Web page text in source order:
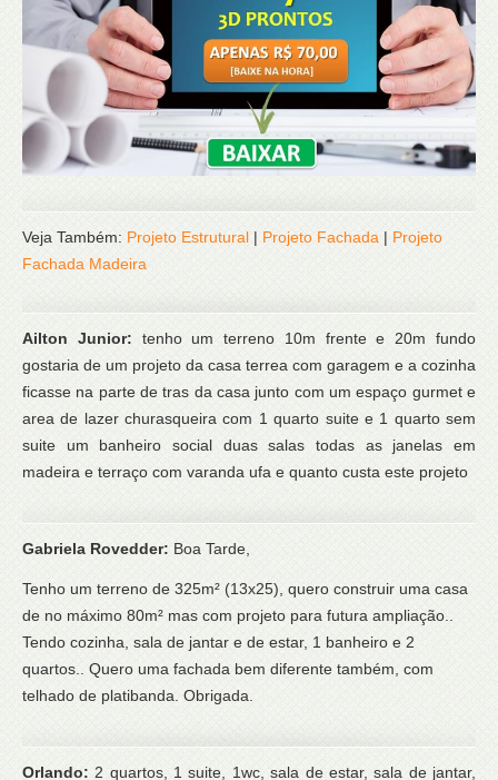
Veja Também: Projeto Estrutural | Projeto Fachada | Projeto
Fachada Madeira
Ailton Junior: tenho um terreno 10m frente e 20m fundo
gostaria de um projeto da casa terrea com garagem e a cozinha
ficasse na parte de tras da casa junto com um espaço gurmet e
area de lazer churasqueira com 1 quarto suite e 1 quarto sem
suite um banheiro social duas salas todas as janelas em
madeira e terraço com varanda ufa e quanto custa este projeto
Gabriela Rovedder: Boa Tarde,
Tenho um terreno de 325m² (13x25), quero construir uma casa
de no máximo 80m² mas com projeto para futura ampliação..
Tendo cozinha, sala de jantar e de estar, 1 banheiro e 2
quartos.. Quero uma fachada bem diferente também, com
telhado de platibanda. Obrigada.
Orlando: 2 quartos, 1 suite, 1wc, sala de estar, sala de jantar,